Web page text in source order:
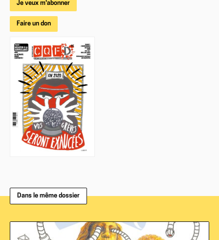
Je veux m'abonner
Faire un don
Dans le même dossier